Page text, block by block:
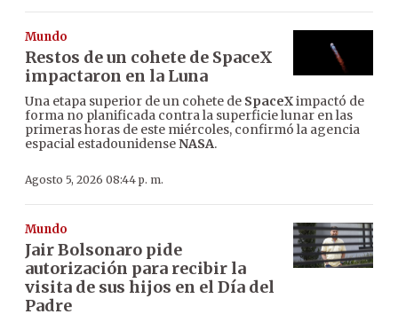
Mundo
Restos de un cohete de SpaceX
impactaron en la Luna
Una etapa superior de un cohete de SpaceXimpactó de
forma no planificada contra la superficie lunar en las
primeras horas de este miércoles, confirmó la agencia
espacial estadounidenseNASA.
Agosto 5, 2026 08:44 p. m.
Mundo
Jair Bolsonaro pide
autorización para recibir la
visita de sus hijos en el Día del
Padre